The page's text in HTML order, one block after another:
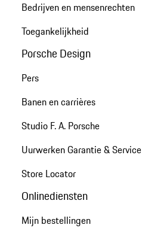
Bedrijven en mensenrechten
Toegankelijkheid
Porsche Design
Pers
Banen en carrières
Studio F. A. Porsche
Uurwerken Garantie & Service
Store Locator
Onlinediensten
Mijn bestellingen